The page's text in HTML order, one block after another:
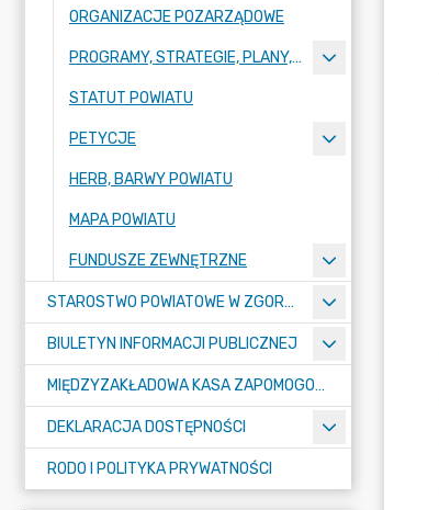
ORGANIZACJE POZARZĄDOWE
PROGRAMY, STRATEGIE, PLANY, RAPORTY
STATUT POWIATU
PETYCJE
HERB, BARWY POWIATU
MAPA POWIATU
FUNDUSZE ZEWNĘTRZNE
STAROSTWO POWIATOWE W ZGORZELCU
BIULETYN INFORMACJI PUBLICZNEJ
MIĘDZYZAKŁADOWA KASA ZAPOMOGOWO-POŻYCZKOWA
DEKLARACJA DOSTĘPNOŚCI
RODO I POLITYKA PRYWATNOŚCI